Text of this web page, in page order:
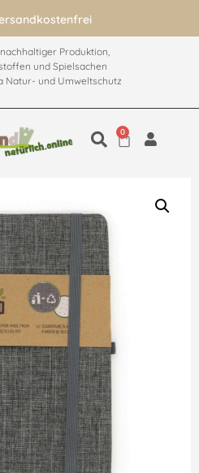
Produktion,
und Spielsachen
Natur- und Umweltschutz
0